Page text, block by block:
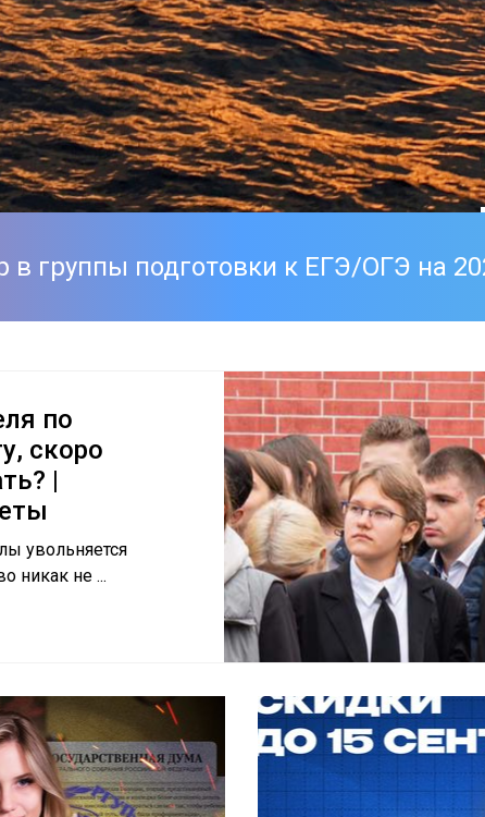
к
Петербурге
в группы подготовки к ЕГЭ/ОГЭ на
по
скоро
|
увольняется
никак не ...